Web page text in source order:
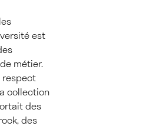
est
métier.
respect
collection
des
des